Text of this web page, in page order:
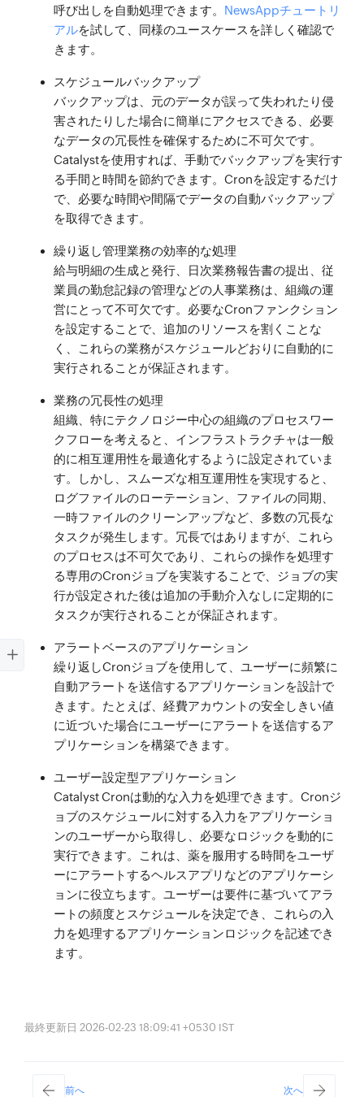
呼び出しを自動処理できます。 NewsAppチュートリ
アルを試して、同様のユースケースを詳しく確認で
きます。
スケジュールバックアップ
バックアップは、元のデータが誤って失われたり侵
害されたりした場合に簡単にアクセスできる、必要
なデータの冗長性を確保するために不可欠です。
Catalystを使用すれば、手動でバックアップを実行す
る手間と時間を節約できます。Cronを設定するだけ
で、必要な時間や間隔でデータの自動バックアップ
を取得できます。
繰り返し管理業務の効率的な処理
給与明細の生成と発行、日次業務報告書の提出、従
業員の勤怠記録の管理などの人事業務は、組織の運
営にとって不可欠です。必要なCronファンクション
を設定することで、追加のリソースを割くことな
く、これらの業務がスケジュールどおりに自動的に
実行されることが保証されます。
業務の冗長性の処理
組織、特にテクノロジー中心の組織のプロセスワー
クフローを考えると、インフラストラクチャは一般
的に相互運用性を最適化するように設定されていま
す。しかし、スムーズな相互運用性を実現すると、
ログファイルのローテーション、ファイルの同期、
一時ファイルのクリーンアップなど、多数の冗長な
タスクが発生します。冗長ではありますが、これら
のプロセスは不可欠であり、これらの操作を処理す
る専用のCronジョブを実装することで、ジョブの実
行が設定された後は追加の手動介入なしに定期的に
タスクが実行されることが保証されます。
アラートベースのアプリケーション
繰り返しCronジョブを使用して、ユーザーに頻繁に
自動アラートを送信するアプリケーションを設計で
きます。たとえば、経費アカウントの安全しきい値
に近づいた場合にユーザーにアラートを送信するア
プリケーションを構築できます。
ユーザー設定型アプリケーション
Catalyst Cronは動的な入力を処理できます。Cronジ
ョブのスケジュールに対する入力をアプリケーショ
ンのユーザーから取得し、必要なロジックを動的に
実行できます。これは、薬を服用する時間をユーザ
ーにアラートするヘルスアプリなどのアプリケーシ
ョンに役立ちます。ユーザーは要件に基づいてアラ
ートの頻度とスケジュールを決定でき、これらの入
力を処理するアプリケーションロジックを記述でき
ます。
最終更新日 2026-02-23 18:09:41 +0530 IST
前へ 次へ